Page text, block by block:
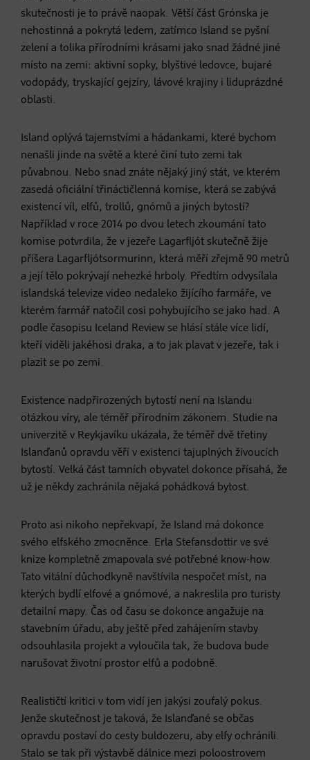
skutečnosti je to právě naopak. Větší část Grónska je
nehostinná a pokrytá ledem, zatímco Island se pyšní
zelení a tolika přírodními krásami jako snad žádné jiné
místo na zemi: aktivní sopky, blyštivé ledovce, bujaré
vodopády, tryskající gejzíry, lávové krajiny i liduprázdné
oblasti.
Island oplývá tajemstvími a hádankami, které bychom
nenašli jinde na světě a které činí tuto zemi tak
půvabnou. Nebo snad znáte nějaký jiný stát, ve kterém
zasedá oficiální třináctičlenná komise, která se zabývá
existencí víl, elfů, trollů, gnómů a jiných bytostí?
Například v roce 2014 po dvou letech zkoumání tato
komise potvrdila, že v jezeře Lagarfljót skutečně žije
příšera Lagarfljótsormurinn, která měří zřejmě 90 metrů
a její tělo pokrývají nehezké hrboly. Předtím odvysílala
islandská televize video nedaleko žijícího farmáře, ve
kterém farmář natočil cosi pohybujícího se jako had. A
podle časopisu Iceland Review se hlásí stále více lidí,
kteří viděli jakéhosi draka, a to jak plavat v jezeře, tak i
plazit se po zemi.
Existence nadpřirozených bytostí není na Islandu
otázkou víry, ale téměř přírodním zákonem. Studie na
univerzitě v Reykjavíku ukázala, že téměř dvě třetiny
Islanďanů opravdu věří v existenci tajuplných živoucích
bytostí. Velká část tamních obyvatel dokonce přísahá, že
už je někdy zachránila nějaká pohádková bytost.
Proto asi nikoho nepřekvapí, že Island má dokonce
svého elfského zmocněnce. Erla Stefansdottir ve své
knize kompletně zmapovala své potřebné know-how.
Tato vitální důchodkyně navštívila nespočet míst, na
kterých bydlí elfové a gnómové, a nakreslila pro turisty
detailní mapy. Čas od času se dokonce angažuje na
stavebním úřadu, aby ještě před zahájením stavby
odsouhlasila projekt a vyloučila tak, že budova bude
narušovat životní prostor elfů a podobně.
Realističtí kritici v tom vidí jen jakýsi zoufalý pokus.
Jenže skutečnost je taková, že Islanďané se občas
opravdu postaví do cesty buldozeru, aby elfy ochránili.
Stalo se tak při výstavbě dálnice mezi poloostrovem